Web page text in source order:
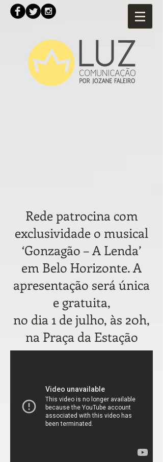
Rede patrocina com
exclusividade o musical
‘Gonzagão – A Lenda’
em Belo Horizonte. A
apresentação será única
e gratuita,
no dia 1 de julho, às 20h,
na Praça da Estação